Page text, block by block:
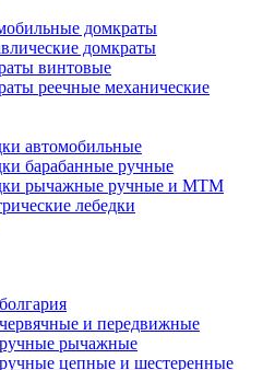
домкраты
домкраты
винтовые
реечные механические
автомобильные
барабанные ручные
рычажные ручные и МТМ
лебедки
и передвижные
рычажные
цепные и шестеренные